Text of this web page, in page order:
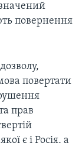
повернення
повертати
прав
є і Росія, а